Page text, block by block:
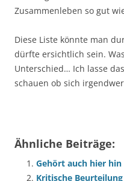
Zusammenleben so gut
Diese Liste könnte man
dürfte ersichtlich sein.
Unterschied… Ich lasse
schauen ob sich
Ähnliche Beiträge:
Gehört auch hier hin
Kritische